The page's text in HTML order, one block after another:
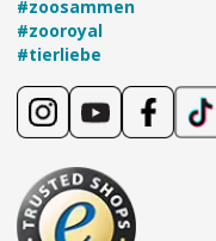
#zoosammen
#zooroyal
#tierliebe